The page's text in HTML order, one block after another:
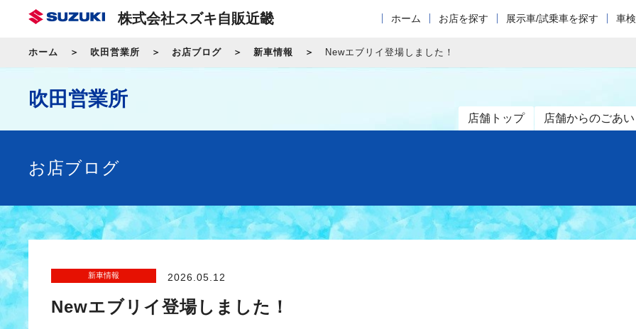
株式会社スズキ自販近畿 ホーム お店を探す 展示車/試乗車を探す 車
ホーム 吹田営業所 お店ブログ 新車情報 Newエブリイ登場しました！
吹田営業所
店舗トップ 店舗からのごあ
お店ブログ
新車情報 2026.05.12
Newエブリイ登場しました！